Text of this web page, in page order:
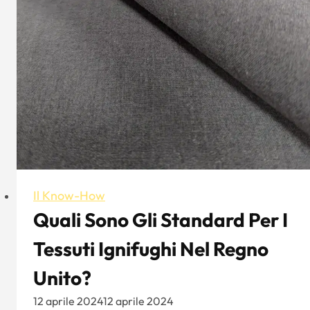
Il Know-How
Quali Sono Gli Standard Per I
Tessuti Ignifughi Nel Regno
Unito?
12 aprile 202412 aprile 2024